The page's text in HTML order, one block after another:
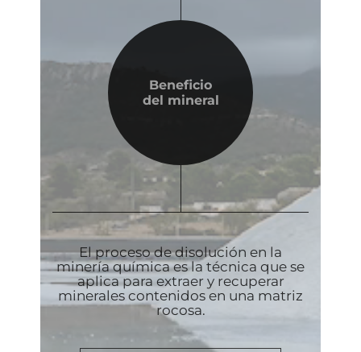
Beneficio
del mineral
El proceso de disolución en la
minería química es la técnica que se
aplica para extraer y recuperar
minerales contenidos en una matriz
rocosa.